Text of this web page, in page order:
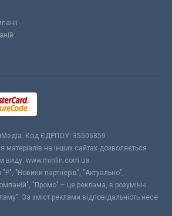
Код ЄДРПОУ: 35506859
матеріалів на інших сайтах дозволяється
виду: www.minfin.com.ua
"Новини партнерів", "Актуально",
"Промо" – це реклама, в розумінні
За зміст реклами відповідальність несе